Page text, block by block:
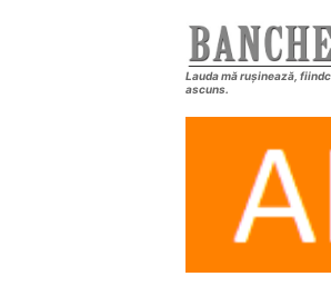
Lauda mă rușinează,
ascuns.